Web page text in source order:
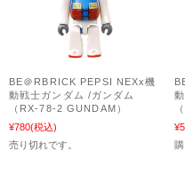
BE＠RBRICK PEPSI NEXx機
動戦士ガンダム /ガンダム
（RX-78-2 GUNDAM）
¥780(税込)
売り切れです。